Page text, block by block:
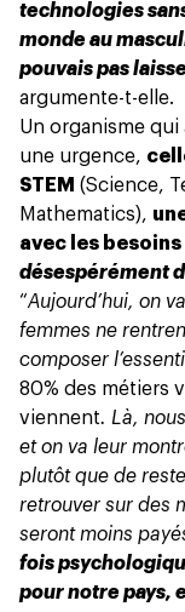
technologies
monde au
pouvais pas
argumente-t-elle.
Un organisme
une urgence,
STEM (Science,
Mathematics),
avec les
désespérément
“Aujourd’hui, on
femmes ne
composer
80% des métiers
viennent. Là,
et on va leur
plutôt que de
retrouver sur des
seront moins
fois
pour notre pays,